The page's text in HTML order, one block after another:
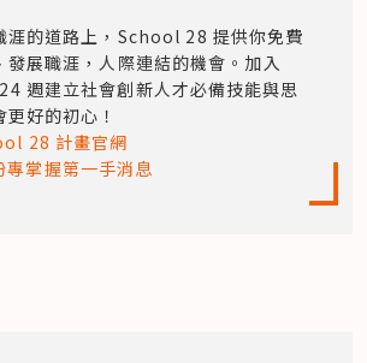
涯的道路上，School 28 提供你免費
發展職涯，人際連結的機會。加入
週建立社會創新人才必備技能與思
好的初心！
28 計畫官網
專掌握第一手消息